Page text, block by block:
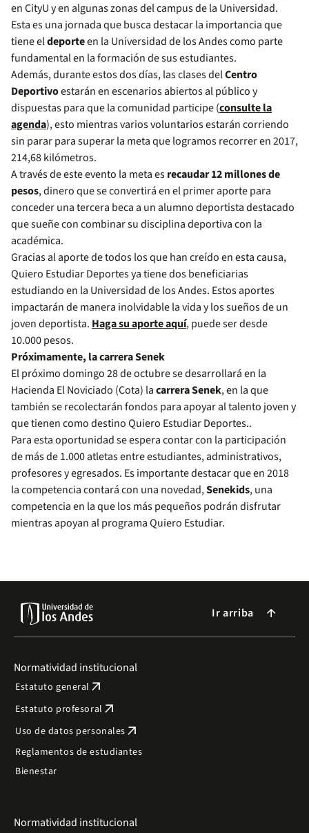
en CityU y en algunas zonas del campus de la Universidad.
Esta es una jornada que busca destacar la importancia que
tiene eldeporteen la Universidad de los Andes como parte
fundamental en la formación de sus estudiantes.
Además, durante estos dos días, las clases delCentro
Deportivoestarán en escenarios abiertos al público y
dispuestas para que la comunidad participe (consulte la
agenda), esto mientras varios voluntarios estarán corriendo
sin parar para superar la meta que logramos recorrer en 2017,
214,68 kilómetros.
A través de este evento la meta esrecaudar 12 millones de
pesos, dinero que se convertirá en el primer aporte para
conceder una tercera beca a un alumno deportista destacado
que sueñe con combinar su disciplina deportiva con la
académica.
Gracias al aporte de todos los que han creído en esta causa,
Quiero Estudiar Deportes ya tiene dos beneficiarias
estudiando en la Universidad de los Andes. Estos aportes
impactarán de manera inolvidable la vida y los sueños de un
joven deportista. Haga su aporte aquí, puede ser desde
10.000 pesos.
Próximamente, la carrera Senek
El próximo domingo 28 de octubre se desarrollará en la
Hacienda El Noviciado (Cota) lacarrera Senek, en la que
también se recolectarán fondos para apoyar al talento joven y
que tienen como destino Quiero Estudiar Deportes..
Para esta oportunidad se espera contar con la participación
de más de 1.000 atletas entre estudiantes, administrativos,
profesores y egresados. Es importante destacar que en 2018
la competencia contará con una novedad,Senekids, una
competencia en la que los más pequeños podrán disfrutar
mientras apoyan al programa Quiero Estudiar.
Ir arriba arrow_forward
Normatividad institucional
Estatuto general arrow_outward
Estatuto profesoral arrow_outward
Uso de datos personales arrow_outward
Reglamentos de estudiantes
Bienestar
Normatividad institucional